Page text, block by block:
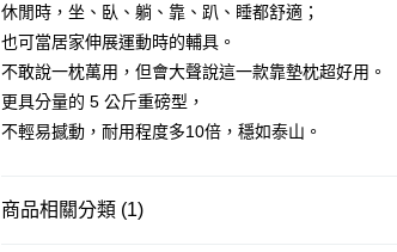
AFTEE先享後付
相關說明
【關於「AFTEE先享後付」】
AFTEE先享後付是「在收到商品之後才付款」的支付方式。
便利好安心！
１．簡單：不需註冊會員、不需綁卡、不需儲值。
【「AFTEE先享後付」結帳流程】
ATM付款
宅配
休閒時，坐、臥、躺、靠、趴、睡都舒適；
也可當居家伸展運動時的輔具。
不敢說一枕萬用，但會大聲說這一款靠墊枕超好用。
更具分量的 5 公斤重磅型，
不輕易撼動，耐用程度多10倍，穩如泰山。
商品相關分類 (1)